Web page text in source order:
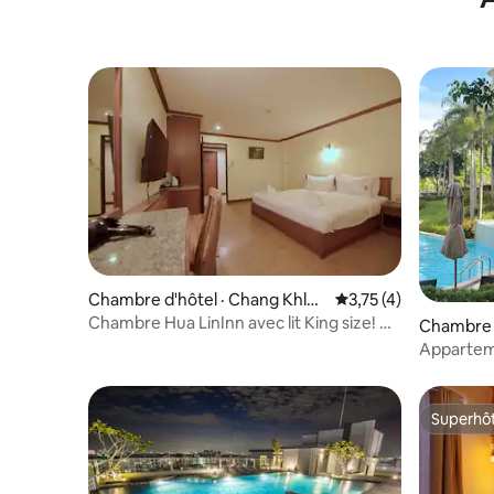
Chambre d'hôtel · Chang Khlan
Sub-district
Note moyenne de
3,75 (4)
Chambre Hua LinInn avec lit King size! 大
Chambre